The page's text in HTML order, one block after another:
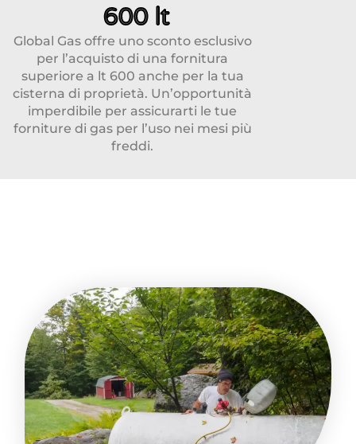
600 lt
Global Gas offre uno sconto esclusivo
per l’acquisto di una fornitura
superiore a lt 600 anche per la tua
cisterna di proprietà. Un’opportunità
imperdibile per assicurarti le tue
forniture di gas per l’uso nei mesi più
freddi.